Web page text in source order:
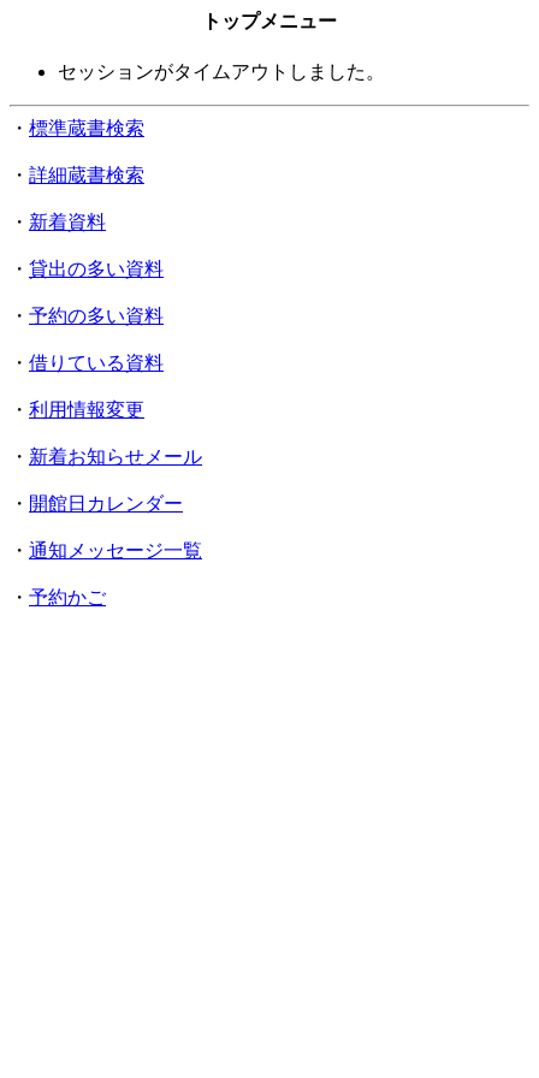
トップメニュー
セッションがタイムアウトしました。
・ 標準蔵書検索
・ 詳細蔵書検索
・ 新着資料
・ 貸出の多い資料
・ 予約の多い資料
・ 借りている資料
・ 利用情報変更
・ 新着お知らせメール
・ 開館日カレンダー
・ 通知メッセージ一覧
・ 予約かご